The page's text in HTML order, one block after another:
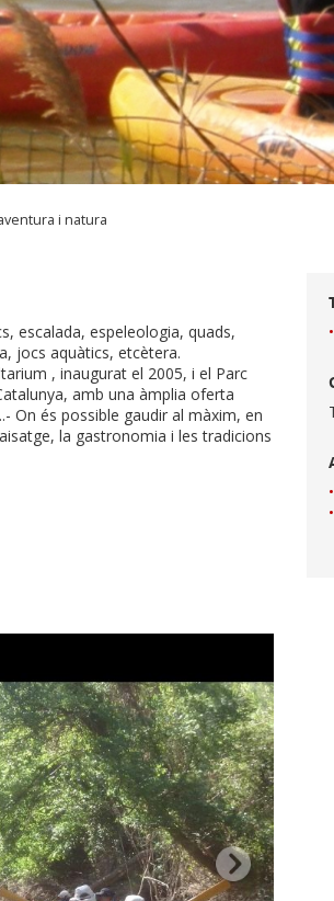
i natura
escalada, espeleologia, quads,
jocs aquàtics, etcètera.
, inaugurat el 2005, i el Parc
amb una àmplia oferta
On és possible gaudir al màxim, en
la gastronomia i les tradicions